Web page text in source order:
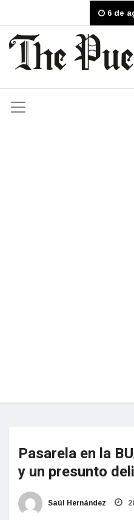
6 de
Pasarela en la
y un presunto
Saúl Hernández